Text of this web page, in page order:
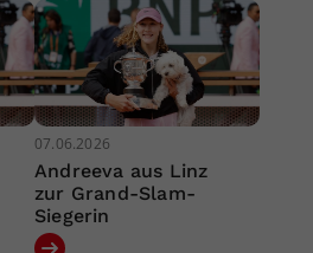
07.06.2026
Andreeva aus Linz
zur Grand-Slam-
Siegerin